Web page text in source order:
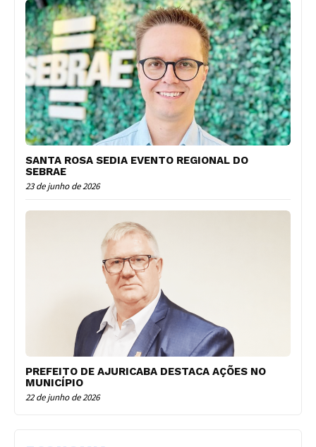
SANTA ROSA SEDIA EVENTO REGIONAL DO
SEBRAE
23 de junho de 2026
PREFEITO DE AJURICABA DESTACA AÇÕES NO
MUNICÍPIO
22 de junho de 2026